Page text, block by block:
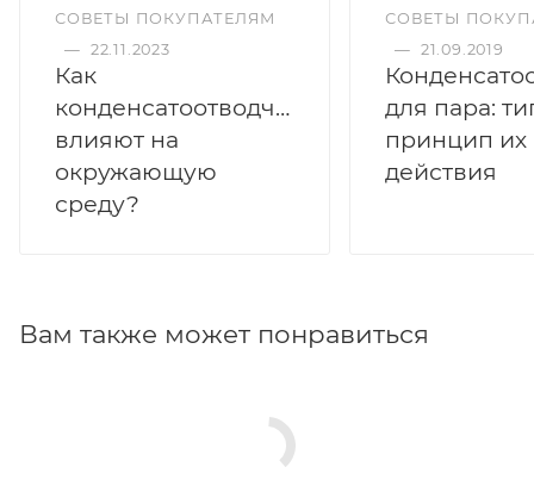
СОВЕТЫ ПОКУПАТЕЛЯМ
— 22.11.2023
Как
конденсатоотводчики
влияют на
окружающую
среду?
СОВЕТЫ
— 21.09.2019
для пара:
принцип их
действия
Вам также может понравиться